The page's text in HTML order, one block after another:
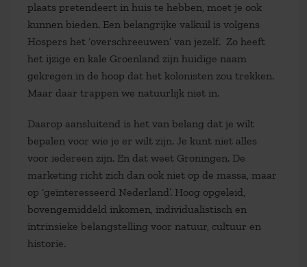
plaats pretendeert in huis te hebben, moet je ook
kunnen bieden. Een belangrijke valkuil is volgens
Hospers het ‘overschreeuwen’ van jezelf. Zo heeft
het ijzige en kale Groenland zijn huidige naam
gekregen in de hoop dat het kolonisten zou trekken.
Maar daar trappen we natuurlijk niet in.
Daarop aansluitend is het van belang dat je wilt
bepalen voor wie je er wilt zijn. Je kunt niet alles
voor iedereen zijn. En dat weet Groningen. De
marketing richt zich dan ook niet op de massa, maar
op ‘geïnteresseerd Nederland’. Hoog opgeleid,
bovengemiddeld inkomen, individualistisch en
intrinsieke belangstelling voor natuur, cultuur en
historie.